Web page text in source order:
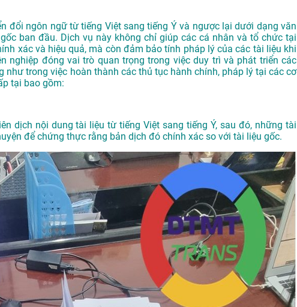
đổi ngôn ngữ từ tiếng Việt sang tiếng Ý và ngược lại dưới dạng văn
ban đầu. Dịch vụ này không chỉ giúp các cá nhân và tổ chức tại
xác và hiệu quả, mà còn đảm bảo tính pháp lý của các tài liệu khi
nghiệp đóng vai trò quan trọng trong việc duy trì và phát triển các
như trong việc hoàn thành các thủ tục hành chính, pháp lý tại các cơ
tại bao gồm:
dịch nội dung tài liệu từ tiếng Việt sang tiếng Ý, sau đó, những tài
để chứng thực rằng bản dịch đó chính xác so với tài liệu gốc.